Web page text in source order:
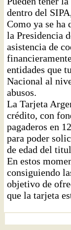
dentro del
Como ya se ha
la Presidencia
asistencia de
entidades que
Nacional al
abusos.
La Tarjeta
crédito, con
pagaderos en
para poder
de edad del
En estos
consiguiendo
objetivo de
que la tarjeta